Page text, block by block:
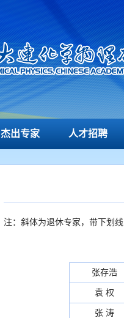
杰出专家 人才招聘
注：斜体为退休专家，带下划
张存浩
袁 权
张 涛